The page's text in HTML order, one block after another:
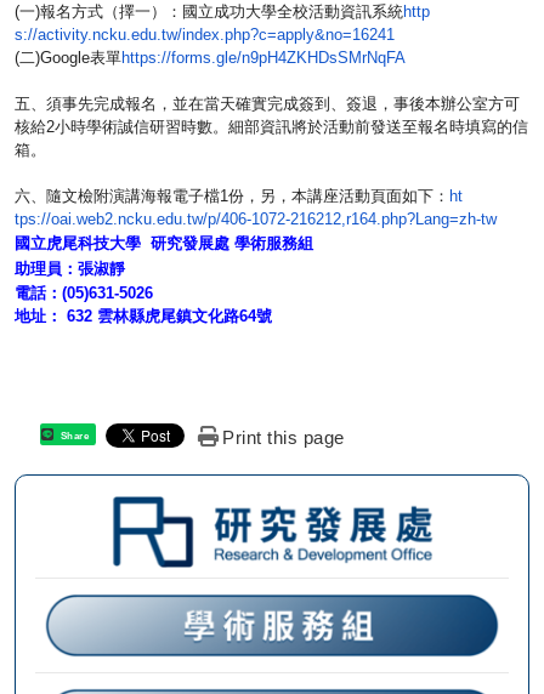
(一)報名方式（擇一）：國立成功大學全校活動資訊系統http
s://activity.ncku.edu.tw/index.php?c=apply&no=16241
(二)Google表單https://forms.gle/n9pH4ZKHDsSMrNqFA
五、須事先完成報名，並在當天確實完成簽到、簽退， 事後本辦公室方可
核給2小時學術誠信研習時數。 細部資訊將於活動前發送至報名時填寫的信
箱。
六、隨文檢附演講海報電子檔1份，另，本講座活動頁面如下： ht
tps://oai.web2.ncku.edu.tw/p/406-1072-216212,r164.php?Lang=zh-tw連結
國立虎尾科技大學 研究發展處 學術服務組
助理員：張淑靜
電話：(05)631-5026
地址 ： 632 雲林縣虎尾鎮文化路64號
Share Print this page